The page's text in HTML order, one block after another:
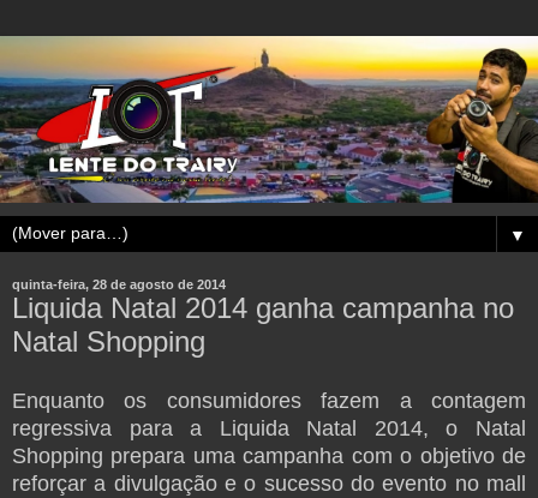
▼
quinta-feira, 28 de agosto de 2014
Liquida Natal 2014 ganha campanha no
Natal Shopping
Enquanto os consumidores fazem a contagem
regressiva para a Liquida Natal 2014, o Natal
Shopping prepara uma campanha com o objetivo de
reforçar a divulgação e o sucesso do evento no mall